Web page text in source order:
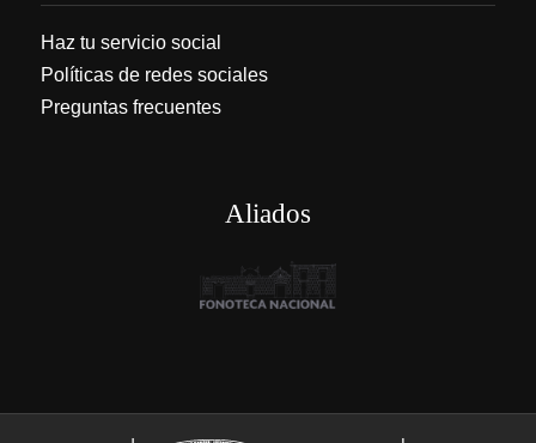
Haz tu servicio social
Políticas de redes sociales
Preguntas frecuentes
Aliados